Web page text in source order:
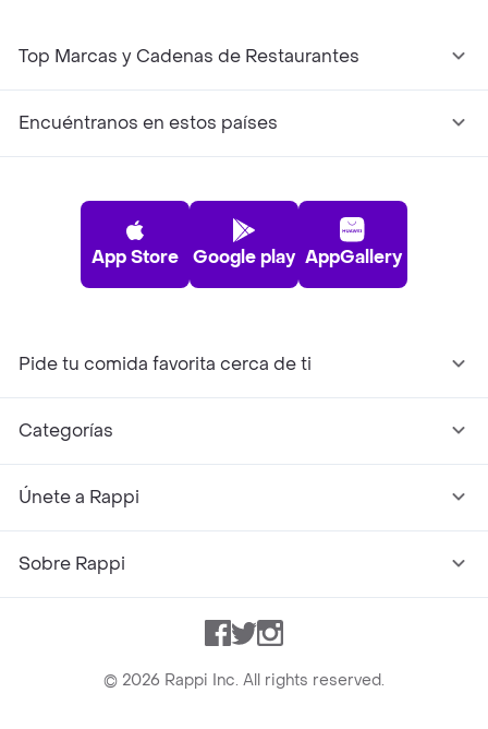
Top Marcas y Cadenas de Restaurantes
Encuéntranos en estos países
App Store Google play AppGallery
Pide tu comida favorita cerca de ti
Categorías
Únete a Rappi
Sobre Rappi
Facebook
TwitterInstagram
© 2026 Rappi Inc. All rights reserved.